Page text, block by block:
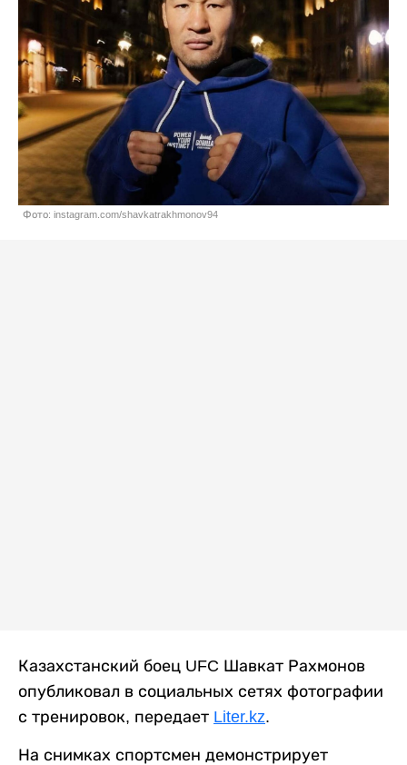
Фото: instagram.com/shavkatrakhmonov94
Казахстанский боец UFC Шавкат Рахмонов
опубликовал в социальных сетях фотографии
с тренировок, передает Liter.kz.
На снимках спортсмен демонстрирует